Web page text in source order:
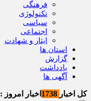
فرهنگی
تکنولوژی
سیاسی
اجتماعی
ایثار و شهادت
استان ها
گزارش
یادداشت
آگهی ها
کل اخبار اخبار امروز :